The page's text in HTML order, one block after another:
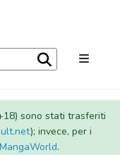
sono stati trasferiti
); invece, per i
MangaWorld.